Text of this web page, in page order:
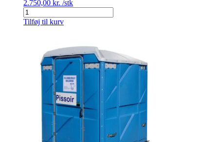
2.750,00 kr. /stk
Toilet,
Handicaptoilet
Tilføj til kurv